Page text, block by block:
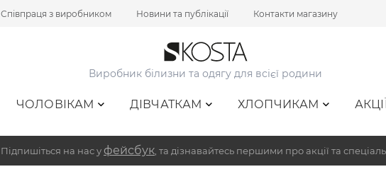
Співпраця з виробником Новини та публікації Контакти магазину
Виробник білизни та одягу для всієї родини
ЧОЛОВІКАМ ДІВЧАТКАМ ХЛОПЧИКАМ
Підпишіться на нас у фейсбук , та дізнавайтесь першими про акції та